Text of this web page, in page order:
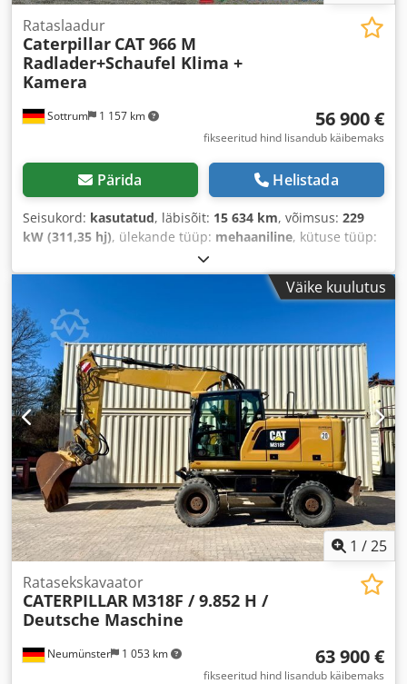
Sottrum 1 157 km
Rataslaadur
Caterpillar CAT 966 M
Radlader+Schaufel Klima +
Kamera
56 900 €
fikseeritud hind lisandub käibemaks
Pärida Helistada
Seisukord: kasutatud, läbisõit: 15 634 km, võimsus: 229
kW (311,35 hj), ülekande tüüp: mehaaniline, kütuse tüüp:
, kogumass:
23 200 kg, maksimaalne kandevõime:15 000 kg, telje
, esmane
registreerimine:
pidurdamine
kabiin:päevakabiin, Varustus:diferentsiaali lukk,
immobilisaatorisüsteem, kabiin, kliimaseade, nelikvedu,
pardaarvuti, parkimissensorid, peakaitse, roolivõimendi,
standardkopp, suruõhupidur, tahmafilter, täiendavad
esitulede,
Väike kuulutus
1 /25
Neumünster 1 053 km
Ratasekskavaator
CATERPILLAR M318F / 9.852 H /
Deutsche Maschine
63 900 €
fikseeritud hind lisandub käibemaks